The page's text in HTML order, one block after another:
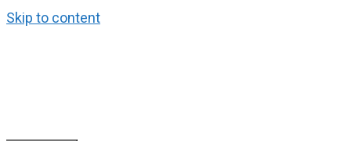
Skip to content